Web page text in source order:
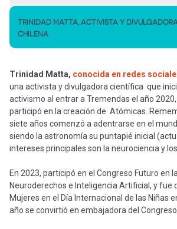
TRINIDAD MATTA, ACTIVISTA Y
CHILENA
Trinidad Matta, conocida en redes
una activista y divulgadora científica que
activismo al entrar a Tremendas el año
participó en la creación de Atómicas.
siete años comenzó a adentrarse en el
siendo la astronomía su puntapié inicial
intereses principales son la neurociencia y
En 2023, participó en el Congreso Futuro en
Neuroderechos e Inteligencia Artificial, y fue
Mujeres en el Día Internacional de las Niñas
año se convirtió en embajadora del Congreso